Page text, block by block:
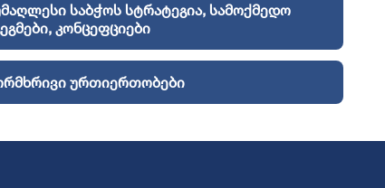
საბჭოს სტრატეგია, სამოქმედო
კონცეფციები
ურთიერთობები